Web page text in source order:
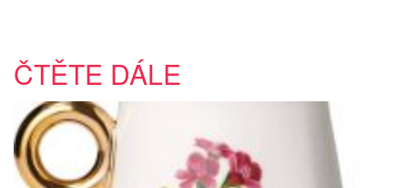
ČTĚTE DÁLE